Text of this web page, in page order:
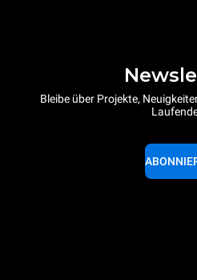
Bleibe über Projekte,